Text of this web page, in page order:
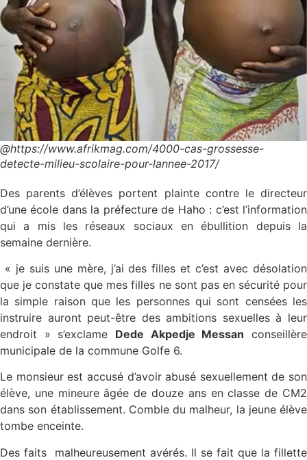
@https://www.afrikmag.com/4000-cas-grossesse-
detecte-milieu-scolaire-pour-lannee-2017/
Des parents d’élèves portent plainte contre le directeur
d’une école dans la préfecture de Haho : c’est l’information
qui a mis les réseaux sociaux en ébullition depuis la
semaine dernière.
« je suis une mère, j’ai des filles et c’est avec désolation
que je constate que mes filles ne sont pas en sécurité pour
la simple raison que les personnes qui sont censées les
instruire auront peut-être des ambitions sexuelles à leur
endroit » s’exclame Dede Akpedje Messan conseillère
municipale de la commune Golfe 6.
Le monsieur est accusé d’avoir abusé sexuellement de son
élève, une mineure âgée de douze ans en classe de CM2
dans son établissement. Comble du malheur, la jeune élève
tombe enceinte.
Des faits malheureusement avérés. Il se fait que la fillette